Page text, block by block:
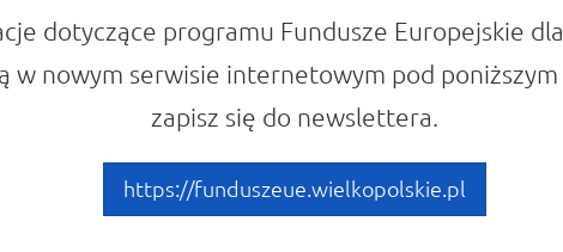
FEW
dotyczące programu Fundusze Europejskie
w nowym serwisie internetowym pod
zapisz się do newslettera.
https://funduszeue.wielkopolskie.pl